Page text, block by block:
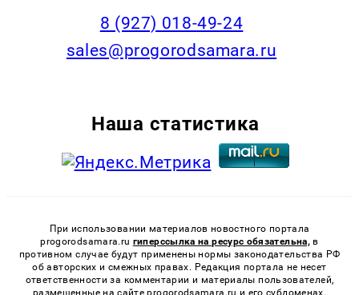
8 (927) 018-49-24
sales@progorodsamara.ru
Наша статистика
При использовании материалов новостного портала
progorodsamara.ru гиперссылка на ресурс обязательна, в
противном случае будут применены нормы законодательства РФ
об авторских и смежных правах. Редакция портала не несет
ответственности за комментарии и материалы пользователей,
размещенные на сайте progorodsamara.ru и его субдоменах.